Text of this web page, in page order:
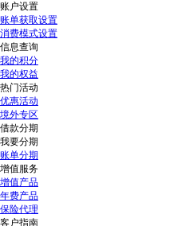
账户设置
账单获取设置
消费模式设置
信息查询
我的积分
我的权益
热门活动
优惠活动
境外专区
借款分期
我要分期
账单分期
增值服务
增值产品
年费产品
保险代理
客户指南